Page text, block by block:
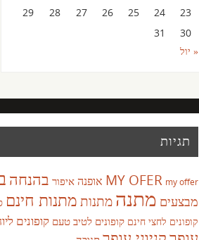
23
24
25
26
27
28
29
30
31
« יול
תגיות
MY OFER my offer אופנה איפור בהנחה
מבצעים מתנה מתנות מתנות חינם
קופונים לחצי חינם קופונים לטיב טעם קופונים